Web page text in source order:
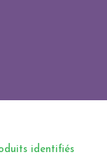
identifiés